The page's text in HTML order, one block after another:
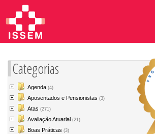
Categorias
Agenda (4)
Aposentados e Pensionistas (3)
Atas (271)
Avaliação Atuarial (21)
Boas Práticas (3)